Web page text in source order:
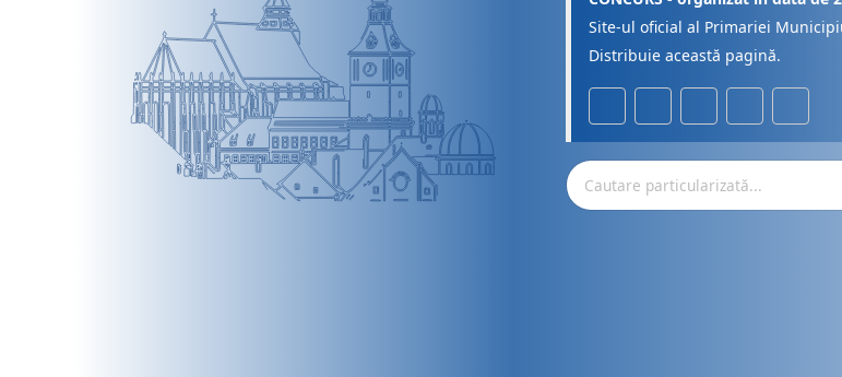
Site-ul oficial al Primariei
Distribuie această pagină.